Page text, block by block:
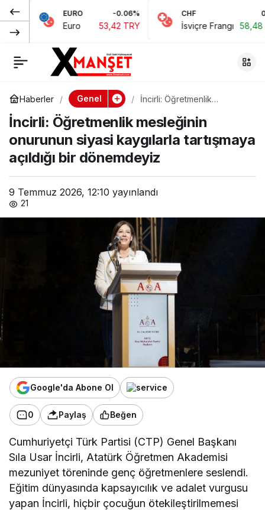
EURO -0.06%
53,42 TRY
CHF
İsviçre Frangı 58,48 TRY
Haberler Genel
İncirli: Öğretmenlik
kaygılarla tartışmaya açıldığı
bir dönemdeyiz
İncirli: Öğretmenlik mesleğinin
onurunun siyasi kaygılarla tartışmaya
açıldığı bir dönemdeyiz
9 Temmuz 2026, 12:10 yayınlandı
21
Google'da Abone Ol
0 Paylaş Beğen
Cumhuriyetçi Türk Partisi (CTP) Genel Başkanı
Sıla Usar İncirli, Atatürk Öğretmen Akademisi
mezuniyet töreninde genç öğretmenlere seslendi.
Eğitim dünyasında kapsayıcılık ve adalet vurgusu
yapan İncirli, hiçbir çocuğun ötekileştirilmemesi
Hristodulidis’ten
Türkiye mesajı:
sürecine bağlı